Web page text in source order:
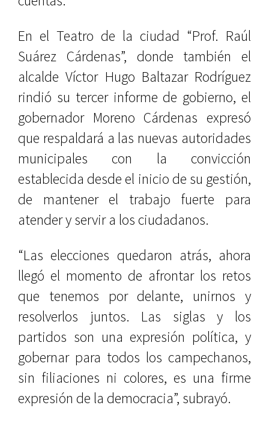
En el Teatro de la ciudad “Prof. Raúl
Suárez Cárdenas”, donde también el
alcalde Víctor Hugo Baltazar Rodríguez
rindió su tercer informe de gobierno, el
gobernador Moreno Cárdenas expresó
que respaldará a las nuevas autoridades
municipales con la convicción
establecida desde el inicio de su gestión,
de mantener el trabajo fuerte para
atender y servir a los ciudadanos.
“Las elecciones quedaron atrás, ahora
llegó el momento de afrontar los retos
que tenemos por delante, unirnos y
resolverlos juntos. Las siglas y los
partidos son una expresión política, y
gobernar para todos los campechanos,
sin filiaciones ni colores, es una firme
expresión de la democracia”, subrayó.